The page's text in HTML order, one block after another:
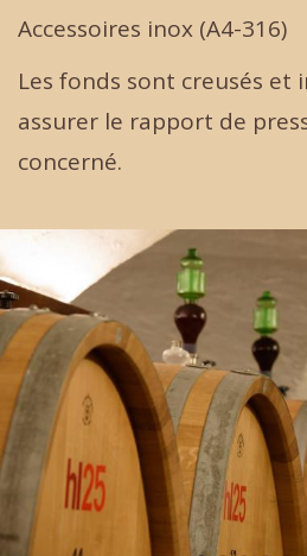
Accessoires inox (A4-316)
Les fonds sont creusés et
assurer le rapport de
concerné.